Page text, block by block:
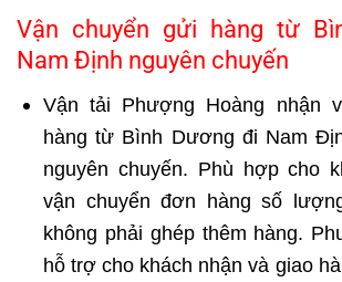
Vận chuyển gửi hàng từ
Nam Định nguyên chuyến
Vận tải Phượng Hoàng nhận
hàng từ Bình Dương đi Nam
nguyên chuyến. Phù hợp cho
vận chuyển đơn hàng số
không phải ghép thêm hàng.
hỗ trợ cho khách nhận và giao